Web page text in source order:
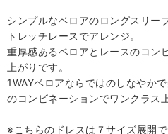
シンプルなベロアのロングスリー
トレッチレースでアレンジ。
重厚感あるベロアとレースのコン
上がりです。
1WAYベロアならではのしなやか
のコンビネーションでワンクラス
※こちらのドレスは７サイズ展開で